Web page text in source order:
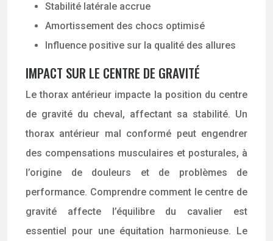
Stabilité latérale accrue
Amortissement des chocs optimisé
Influence positive sur la qualité des allures
IMPACT SUR LE CENTRE DE GRAVITÉ
Le thorax antérieur impacte la position du centre
de gravité du cheval, affectant sa stabilité. Un
thorax antérieur mal conformé peut engendrer
des compensations musculaires et posturales, à
l’origine de douleurs et de problèmes de
performance. Comprendre comment le centre de
gravité affecte l’équilibre du cavalier est
essentiel pour une équitation harmonieuse. Le